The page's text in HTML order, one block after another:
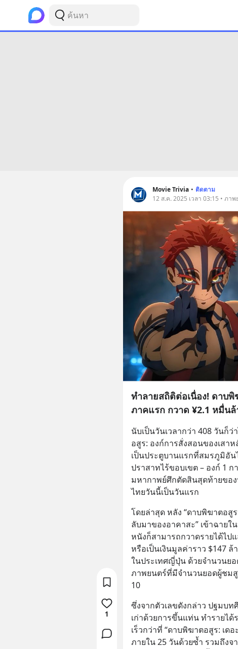
Movie Trivia • ติดตาม
12 ส.ค. 2025 เวลา 03:15 • ภา
ทำลายสถิติต่อเนื่อง! ดาบ
ภาคแรก กวาด ¥2.1 หมื่น
นับเป็นวันเวลากว่า 408 วันก็
อสูร: องก์การสั่งสอนของเสา
เป็นประตูบานแรกที่สมรภูมิอั
ปราสาทไร้ขอบเขต – องก์ 1
มหากาพย์ศึกตัดสินสุดท้ายขอ
ไทยวันนี้เป็นวันแรก
โดยล่าสุด หลัง “ดาบพิฆาตอสู
ลับมาของอาคาสะ” เข้าฉาย
หนังก็สามารถกวาดรายได้ไป
หรือเป็นเงินมูลค่าราว $147
ในประเทศญี่ปุ่น ด้วยจำนวนย
ภาพยนตร์ที่มีจำนวนยอดผู้ชม
10
ซึ่งจากตัวเลขดังกล่าว ปฐมบ
เก่าด้วยการขึ้นแท่น ทำรายไ
เร็วกว่าที่ “ดาบพิฆาตอสูร: เด
ภายใน 25 วันด้วยซ้ำ รวมถึงจ
1